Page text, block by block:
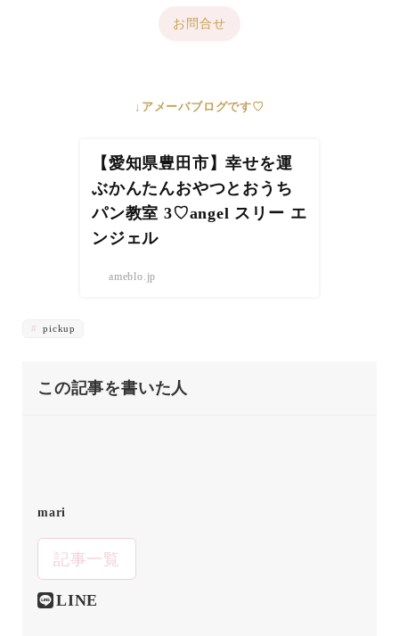
お問合せ
↓アメーバブログです♡
【愛知県豊田市】幸せを運
ぶかんたんおやつとおうち
パン教室 3♡angel スリー エ
ンジェル
ameblo.jp
pickup
この記事を書いた人
mari
記事一覧
LINE